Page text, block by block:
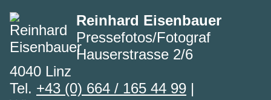
Reinhard Eisenbauer
Pressefotos/Fotograf
Hauserstrasse 2/6
4040 Linz
Tel. +43 (0) 664 / 165 44 99 |